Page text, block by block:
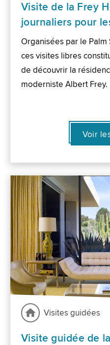
Visite de la Frey
journaliers pour
Organisées par le
ces visites libres
de découvrir la
moderniste Albert Frey.
Voir
Visites guidées
Visite guidée de